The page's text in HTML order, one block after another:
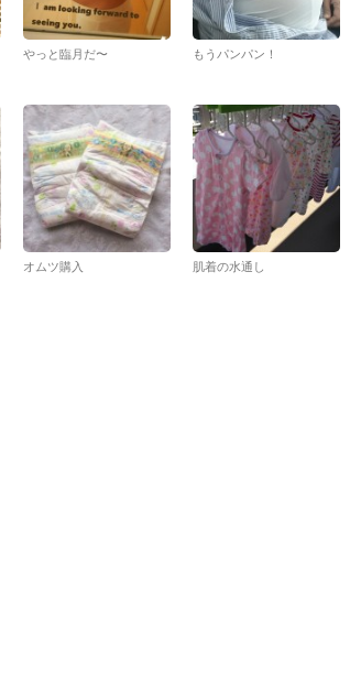
やっと臨月だ〜 もうパンパン！
オムツ購入 肌着の水通し